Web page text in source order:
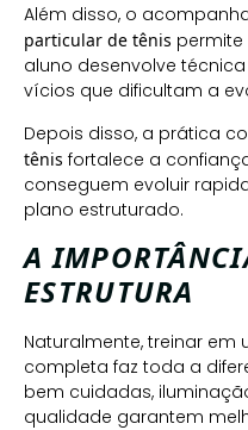
Além disso, o
particular de tênis permite
aluno desenvolve
vícios que dificultam a
Depois disso, a prática
tênis fortalece a
conseguem evoluir
plano estruturado.
A
ESTRUTURA
Naturalmente, treinar em
completa faz toda a
bem cuidadas,
qualidade garantem